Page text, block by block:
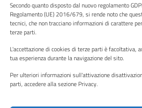
Secondo quanto disposto dal nuovo regolamento
Regolamento (UE) 2016/679, si rende noto che
tecnici, che non tracciano informazioni di carattere
terze parti.
L'accettazione di cookies di terze parti è facoltativa,
tua esperienza durante la navigazione del sito.
Per ulteriori informazioni sull'attivazione
parti, accedere alla sezione Privacy.
Note legali
Dichiarazione di accessibilità
SEGUICI SU